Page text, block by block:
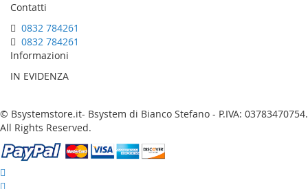
Contatti
0832 784261
0832 784261
Informazioni
IN EVIDENZA
© Bsystemstore.it- Bsystem di Bianco Stefano - P.IVA: 03783470754.
All Rights Reserved.